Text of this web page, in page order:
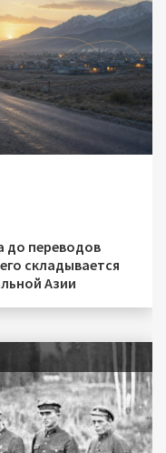
до переводов
складывается
Азии